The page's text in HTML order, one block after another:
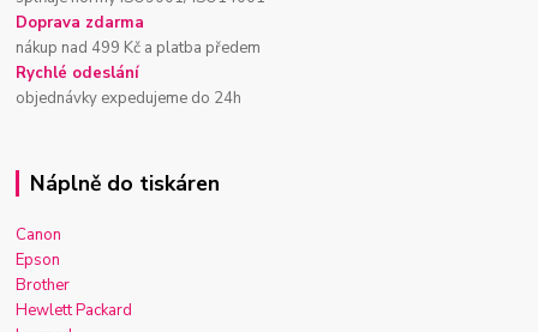
Doprava zdarma
nákup nad 499 Kč a platba předem
Rychlé odeslání
objednávky expedujeme do 24h
Náplně do tiskáren
Canon
Epson
Brother
Hewlett Packard